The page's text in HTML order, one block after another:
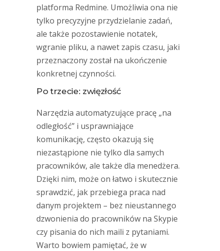
platforma Redmine. Umożliwia ona nie
tylko precyzyjne przydzielanie zadań,
ale także pozostawienie notatek,
wgranie pliku, a nawet zapis czasu, jaki
przeznaczony został na ukończenie
konkretnej czynności.
Po trzecie: zwięzłość
Narzędzia automatyzujące pracę „na
odległość” i usprawniające
komunikację, często okazują się
niezastąpione nie tylko dla samych
pracowników, ale także dla menedżera.
Dzięki nim, może on łatwo i skutecznie
sprawdzić, jak przebiega praca nad
danym projektem – bez nieustannego
dzwonienia do pracowników na Skypie
czy pisania do nich maili z pytaniami.
Warto bowiem pamiętać, że w